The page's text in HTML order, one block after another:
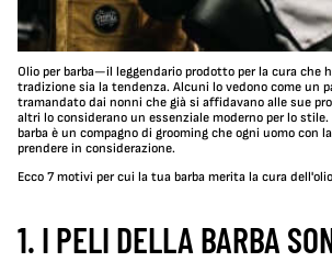
Olio per barba—il leggendario prodotto per la cura che
tradizione sia la tendenza. Alcuni lo vedono come un
tramandato dai nonni che già si affidavano alle sue
altri lo considerano un essenziale moderno per lo stile.
barba è un compagno di grooming che ogni uomo con
prendere in considerazione.
Ecco 7 motivi per cui la tua barba merita la cura
1. I PELI DELLA BARBA